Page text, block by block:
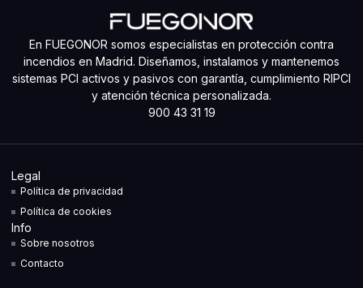
En FUEGONOR somos especialistas en protección contra
incendios en Madrid. Diseñamos, instalamos y mantenemos
sistemas PCI activos y pasivos con garantía, cumplimiento RIPCI
y atención técnica personalizada.
900 43 31 19
Legal
Política de privacidad
Política de cookies
Info
Sobre nosotros
Contacto